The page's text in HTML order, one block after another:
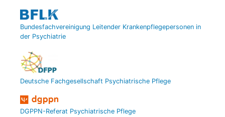
Bundesfachvereinigung Leitender Krankenpflegepersonen in
der Psychiatrie
Deutsche Fachgesellschaft Psychiatrische Pflege
DGPPN-Referat Psychiatrische Pflege